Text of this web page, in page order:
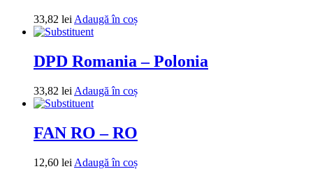
33,82 lei Adaugă în coș
DPD Romania – Polonia
33,82 lei Adaugă în coș
FAN RO – RO
12,60 lei Adaugă în coș